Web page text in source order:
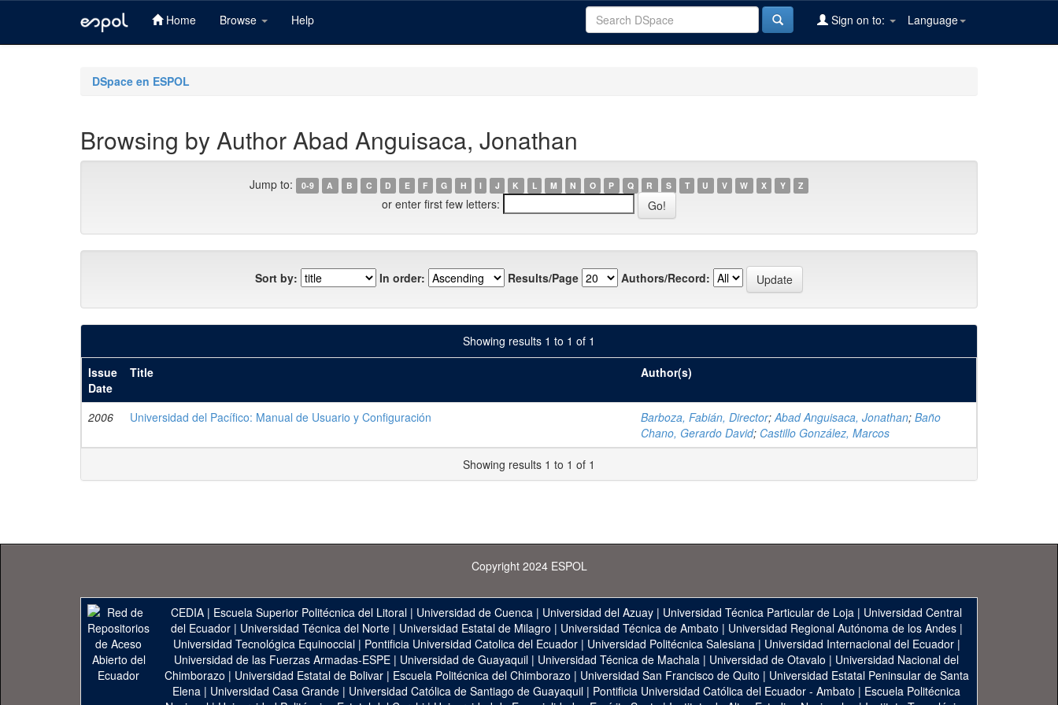
Home Browse Help Language
Sign on to:
DSpace en ESPOL
Browsing by Author Abad Anguisaca, Jonathan
Jump to: 0-9 A B C D E F G H I J K L M N O P Q R S T U V W X Y Z
or enter first few letters:
Sort by: In order: Results/Page Authors/Record:
Showing results 1 to 1 of 1
Issue
Date
Title Author(s)
2006 Universidad del Pacífico: Manual de Usuario y Configuración Barboza, Fabián, Director;Abad Anguisaca, Jonathan; Baño
Chano, Gerardo David; Castillo González, Marcos
Showing results 1 to 1 of 1
Copyright 2024 ESPOL
CEDIA | Escuela Superior Politécnica del Litoral | Universidad de Cuenca | Universidad del Azuay | Universidad Técnica Particular de Loja | Universidad Central
del Ecuador| Universidad Técnica del Norte| Universidad Estatal de Milagro | Universidad Técnica de Ambato | Universidad Regional Autónoma de los Andes|
Universidad Tecnológica Equinoccial| Pontificia Universidad Catolica del Ecuador| Universidad Politécnica Salesiana| Universidad Internacional del Ecuador|
Universidad de las Fuerzas Armadas-ESPE | Universidad de Guayaquil | Universidad Técnica de Machala | Universidad de Otavalo | Universidad Nacional del
Chimborazo | Universidad Estatal de Bolivar| Escuela Politécnica del Chimborazo | Universidad San Francisco de Quito | Universidad Estatal Peninsular de Santa
Elena | Universidad Casa Grande | Universidad Católica de Santiago de Guayaquil | Pontificia Universidad Católica del Ecuador - Ambato | Escuela Politécnica